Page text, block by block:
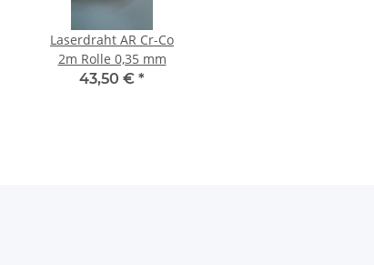
Laserdraht AR Cr-Co
2m Rolle 0,35 mm
43,50 € *